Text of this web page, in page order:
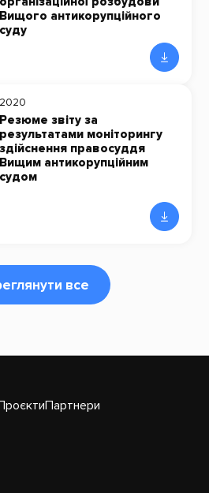
Вищого антикорупційного
суду
2020
Резюме звіту за
результатами моніторингу
здійснення правосуддя
Вищим антикорупційним
судом
все
Партнери